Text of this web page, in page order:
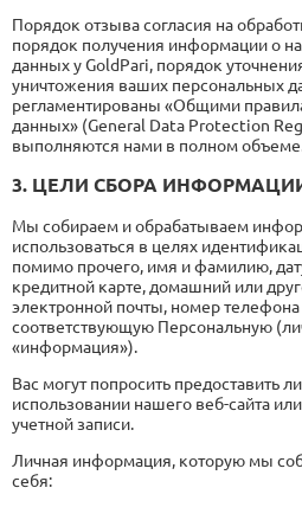
Порядок отзыва согласия на
порядок получения информации о
данных у GoldPari, порядок
уничтожения ваших персональных
регламентированы «Общими
данных» (General Data Protection
выполняются нами в полном
3. ЦЕЛИ СБОРА
Мы собираем и обрабатываем
использоваться в целях
помимо прочего, имя и фамилию,
кредитной карте, домашний или
электронной почты, номер
соответствующую Персональную
«информация»).
Вас могут попросить предоставить
использовании нашего веб-сайта
учетной записи.
Личная информация, которую мы
себя: